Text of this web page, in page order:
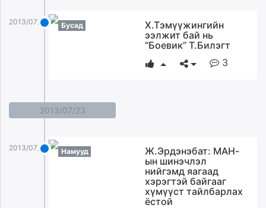
isee.mn
times.mn
mass.mn
2013/07/24 Бусад
Х.Тэмүүжингийн
ээлжит бай нь
“Боевик” Т.Билэгт
3
2013/07/23
2013/07/23 Намууд
Ж.Эрдэнэбат: МАН-
ын шинэчлэл
нийгэмд яагаад
хэрэгтэй байгааг
хүмүүст тайлбарлах
ёстой